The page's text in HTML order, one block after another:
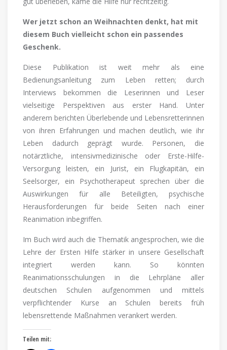
Wer jetzt schon an Weihnachten denkt, hat mit
diesem Buch vielleicht schon ein passendes
Geschenk.
Diese Publikation ist weit mehr als eine
Bedienungsanleitung zum Leben retten; durch
Interviews bekommen die Leserinnen und Leser
vielseitige Perspektiven aus erster Hand. Unter
anderem berichten Überlebende und Lebensretterinnen
von ihren Erfahrungen und machen deutlich, wie ihr
Leben dadurch geprägt wurde. Personen, die
notärztliche, intensivmedizinische oder Erste-Hilfe-
Versorgung leisten, ein Jurist, ein Flugkapitän, ein
Seelsorger, ein Psychotherapeut sprechen über die
Auswirkungen für alle Beteiligten, psychische
Herausforderungen für beide Seiten nach einer
Reanimation inbegriffen.
Im Buch wird auch die Thematik angesprochen, wie die
Lehre der Ersten Hilfe stärker in unsere Gesellschaft
integriert werden kann. So könnten
Reanimationsschulungen in die Lehrpläne aller
deutschen Schulen aufgenommen und mittels
verpflichtender Kurse an Schulen bereits früh
lebensrettende Maßnahmen verankert werden.
Teilen mit: